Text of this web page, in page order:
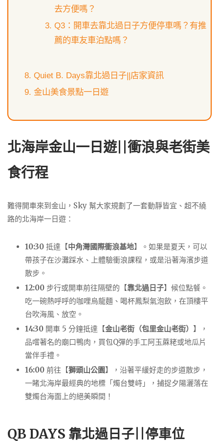
去方便嗎？
Q3：開車去靠北過日子方便停車嗎？有推
薦的車友車泊點嗎？
Quiet B. Days靠北過日子||店家資訊
金山美食景點一日遊
北海岸金山一日遊||衝浪與老街美
食行程
難得開車來到金山，Sky 幫大家規劃了一套動靜皆宜、超不繞
路的北海岸一日遊：
10:30 抵達【中角灣國際衝浪基地】。如果是夏天，可以
帶孩子在沙灘踩水、上體驗衝浪課程，或是沿著海濱步道
散步。
12:00 步行或開車前往隔壁的【靠北過日子】候位點餐。
吃一碗熱呼呼的咖哩烏龍麵、喝杯鳳梨氣泡飲，在頂樓平
台吹海風、放空。
14:30 開車 5 分鐘抵達【金山老街（包里金山老街） 】，
品嚐著名的廟口鴨肉，買包Q彈的手工阿玉蔴粩或地瓜片
當伴手禮。
16:00 前往【獅頭山公園】，沿著平緩好走的步道散步，
一睹北海岸最經典的地標「燭台雙峙」，捕捉夕陽灑落在
雙燭台海面上的絕美瞬間！
QB DAYS 靠北過日子||停車位